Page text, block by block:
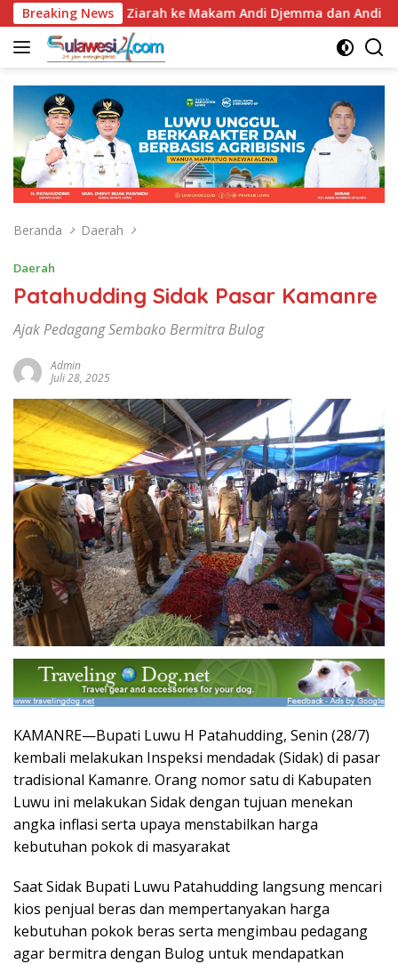
Langsung
ke
konten
Breaking News
Luwu Ziarah ke Makam Andi Djemma dan Andi
Beranda Daerah
Daerah
Patahudding Sidak Pasar Kamanre
Ajak Pedagang Sembako Bermitra Bulog
Admin
Juli 28, 2025
KAMANRE—Bupati Luwu H Patahudding, Senin (28/7)
kembali melakukan Inspeksi mendadak (Sidak) di pasar
tradisional Kamanre. Orang nomor satu di Kabupaten
Luwu ini melakukan Sidak dengan tujuan menekan
angka inflasi serta upaya menstabilkan harga
kebutuhan pokok di masyarakat
Saat Sidak Bupati Luwu Patahudding langsung mencari
kios penjual beras dan mempertanyakan harga
kebutuhan pokok beras serta mengimbau pedagang
agar bermitra dengan Bulog untuk mendapatkan